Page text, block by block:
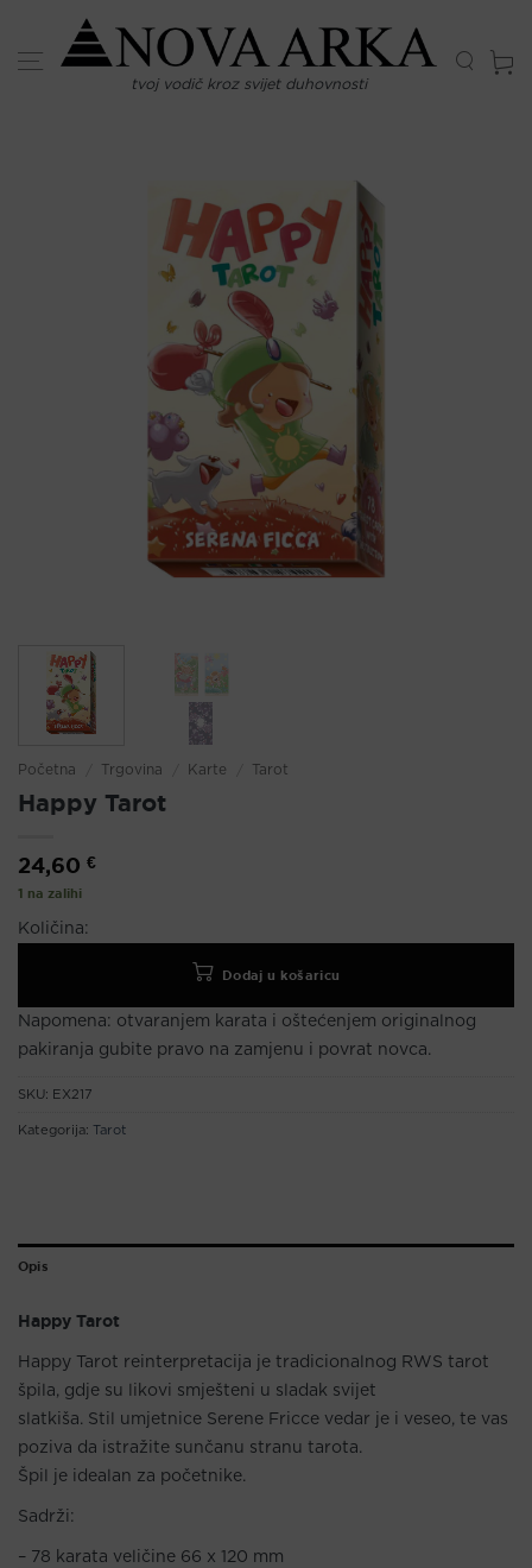
content
tvoj vodič kroz svijet duhovnosti
Početna Trgovina Karte Tarot
Happy Tarot
24,60 €
1 na zalihi
Količina:
Dodaj u košaricu
Napomena: otvaranjem karata i oštećenjem originalnog
pakiranja gubite pravo na zamjenu i povrat novca.
SKU: EX217
Kategorija: Tarot
Opis
Happy Tarot
Happy Tarot reinterpretacija je tradicionalnog RWS tarot
špila, gdje su likovi smješteni u sladak svijet
slatkiša. Stil umjetnice Serene Fricce vedar je i veseo, te vas
poziva da istražite sunčanu stranu tarota.
Špil je idealan za početnike.
Sadrži:
– 78 karata veličine 66 x 120 mm